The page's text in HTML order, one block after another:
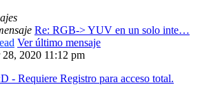
Re: RGB-> YUV en un solo inte…
Ver último mensaje
2020 11:12 pm
- Requiere Registro para acceso total.